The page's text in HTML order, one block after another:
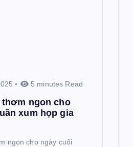
5 minutes Read
ngon cho
xum họp gia
ngon cho ngày cuối